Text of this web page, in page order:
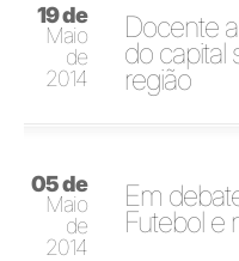
19 de
Maio
de
2014
Docente
do capital
região
05 de
Maio
de
2014
Em
Futebol e